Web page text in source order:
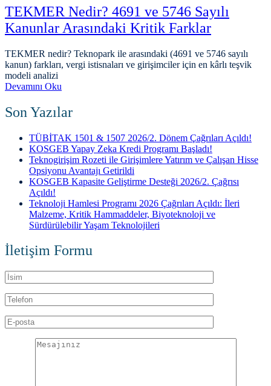
TEKMER Nedir? 4691 ve 5746 Sayılı
Kanunlar Arasındaki Kritik Farklar
TEKMER nedir? Teknopark ile arasındaki (4691 ve 5746 sayılı
kanun) farkları, vergi istisnaları ve girişimciler için en kârlı teşvik
modeli analizi
Devamını Oku
Son Yazılar
TÜBİTAK 1501 & 1507 2026/2. Dönem Çağrıları Açıldı!
KOSGEB Yapay Zeka Kredi Programı Başladı!
Teknogirişim Rozeti ile Girişimlere Yatırım ve Çalışan Hisse
Opsiyonu Avantajı Getirildi
KOSGEB Kapasite Geliştirme Desteği 2026/2. Çağrısı
Açıldı!
Teknoloji Hamlesi Programı 2026 Çağrıları Açıldı: İleri
Malzeme, Kritik Hammaddeler, Biyoteknoloji ve
Sürdürülebilir Yaşam Teknolojileri
İletişim Formu